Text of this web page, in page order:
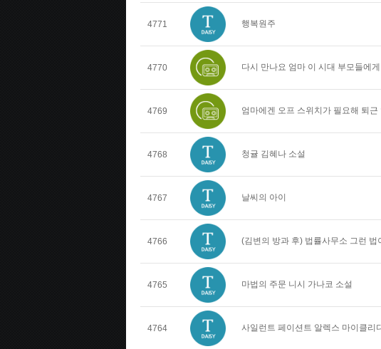
4771 행복원주
4770 다시 만나요 엄마 이 시대 부모들에
4769 엄마에겐 오프 스위치가 필요해 퇴근
4768 청귤 김혜나 소설
4767 날씨의 아이
4766 (김변의 방과 후) 법률사무소 그런 법
4765 마법의 주문 니시 가나코 소설
4764 사일런트 페이션트 알렉스 마이클리